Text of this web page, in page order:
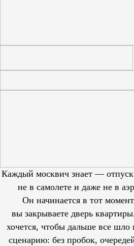
Каждый москвич знает — отпуск
не в самолете и даже не в
Он начинается в тот
вы закрываете дверь
хочется, чтобы дальше все
сценарию: без пробок,